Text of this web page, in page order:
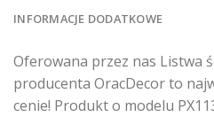
INFORMACJE DODATKOWE
Oferowana przez nas Listwa
producenta OracDecor to
cenie! Produkt o modelu